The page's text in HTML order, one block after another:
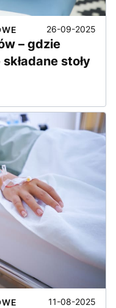
26-09-2025
– gdzie
stoły
11-08-2025